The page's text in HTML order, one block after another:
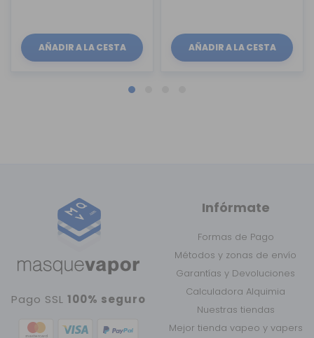
AÑADIR A LA CESTA AÑADIR A LA CESTA
Pago SSL100% seguro
Infórmate
Formas de Pago
Métodos y zonas de envío
Garantías y Devoluciones
Calculadora Alquimia
Nuestras tiendas
Mejor tienda vapeo y vapers